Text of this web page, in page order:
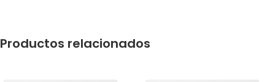
Productos relacionados